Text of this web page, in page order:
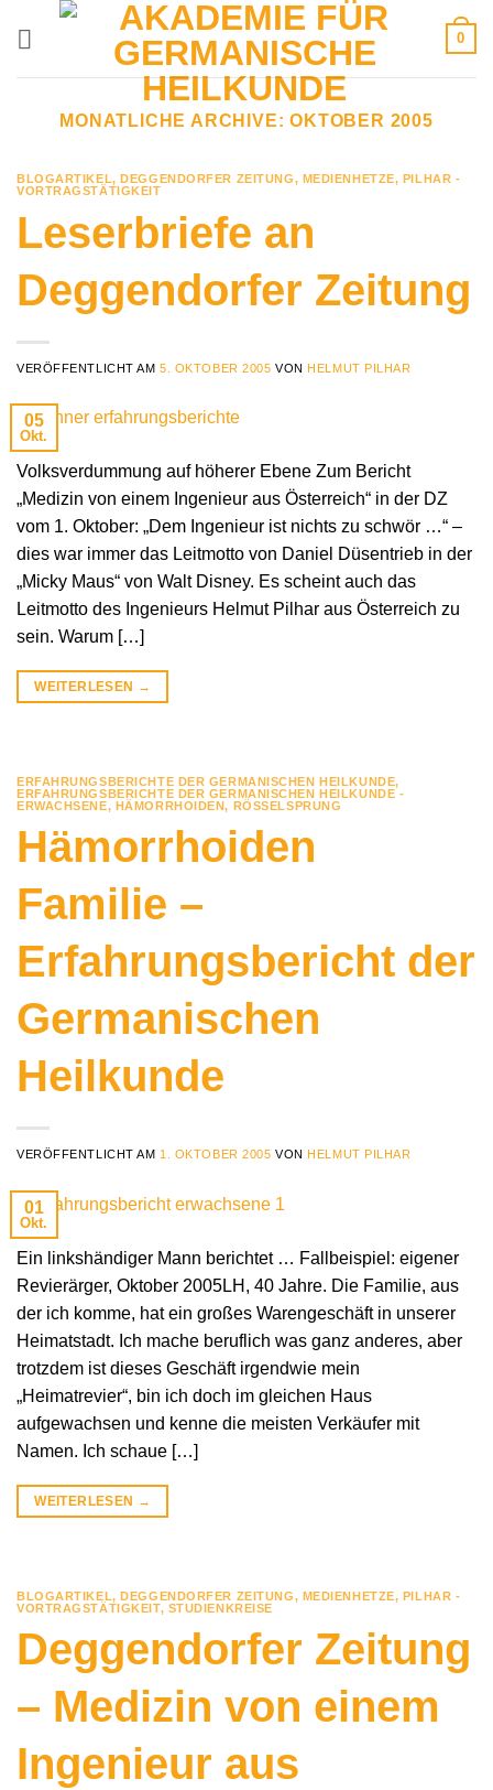
0
MONATLICHE ARCHIVE:OKTOBER 2005
BLOGARTIKEL,DEGGENDORFER ZEITUNG, MEDIENHETZE, PILHAR -
VORTRAGSTÄTIGKEIT
Leserbriefe an
Deggendorfer Zeitung
VERÖFFENTLICHT AM5. OKTOBER 2005 VON HELMUT PILHAR
05
Okt.
Volksverdummung auf höherer Ebene Zum Bericht
„Medizin von einem Ingenieur aus Österreich“ in der DZ
vom 1. Oktober: „Dem Ingenieur ist nichts zu schwör …“ –
dies war immer das Leitmotto von Daniel Düsentrieb in der
„Micky Maus“ von Walt Disney. Es scheint auch das
Leitmotto des Ingenieurs Helmut Pilhar aus Österreich zu
sein. Warum […]
WEITERLESEN →
ERFAHRUNGSBERICHTE DER GERMANISCHEN HEILKUNDE,
ERFAHRUNGSBERICHTE DER GERMANISCHEN HEILKUNDE -
ERWACHSENE, HÄMORRHOIDEN, RÖSSELSPRUNG
Hämorrhoiden
Familie –
Erfahrungsbericht der
Germanischen
Heilkunde
VERÖFFENTLICHT AM1. OKTOBER 2005 VON HELMUT PILHAR
01
Okt.
Ein linkshändiger Mann berichtet … Fallbeispiel: eigener
Revierärger, Oktober 2005LH, 40 Jahre. Die Familie, aus
der ich komme, hat ein großes Warengeschäft in unserer
Heimatstadt. Ich mache beruflich was ganz anderes, aber
trotzdem ist dieses Geschäft irgendwie mein
„Heimatrevier“, bin ich doch im gleichen Haus
aufgewachsen und kenne die meisten Verkäufer mit
Namen. Ich schaue […]
WEITERLESEN →
BLOGARTIKEL,DEGGENDORFER ZEITUNG, MEDIENHETZE, PILHAR -
VORTRAGSTÄTIGKEIT, STUDIENKREISE
Deggendorfer Zeitung
– Medizin von einem
Ingenieur aus